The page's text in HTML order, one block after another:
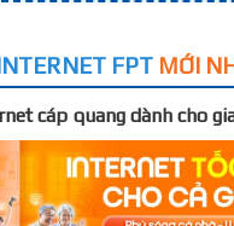
FPT MỚI
cáp quang dành cho